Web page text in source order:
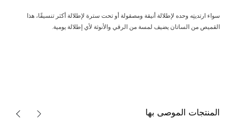
سواء ارتديتِه وحده لإطلالة أنيقة ومصقولة أو تحت سترة لإطلالة أكثر تنسيقًا، هذا
القميص من الساتان يضيف لمسة من الرقي والأنوثة لأي إطلالة يومية.
المنتجات الموصى بها